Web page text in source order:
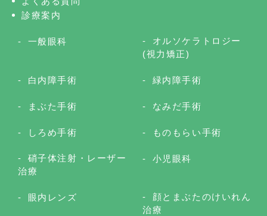
診療案内
一般眼科
オルソケラトロジー
(視力矯正)
白内障手術 緑内障手術
まぶた手術 なみだ手術
しろめ手術 ものもらい手術
硝子体注射・レーザー
治療
小児眼科
眼内レンズ
顔とまぶたのけいれん
治療